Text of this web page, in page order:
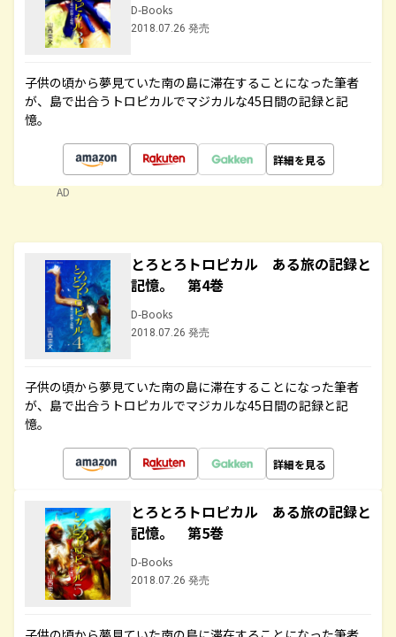
D-Books
2018.07.26 発売
子供の頃から夢見ていた南の島に滞在することになった筆者
が、島で出合うトロピカルでマジカルな45日間の記録と記
憶。
詳細を見る
AD
とろとろトロピカル ある旅の記録と
記憶。 第4巻
D-Books
2018.07.26 発売
子供の頃から夢見ていた南の島に滞在することになった筆者
が、島で出合うトロピカルでマジカルな45日間の記録と記
憶。
詳細を見る
とろとろトロピカル ある旅の記録と
記憶。 第5巻
D-Books
2018.07.26 発売